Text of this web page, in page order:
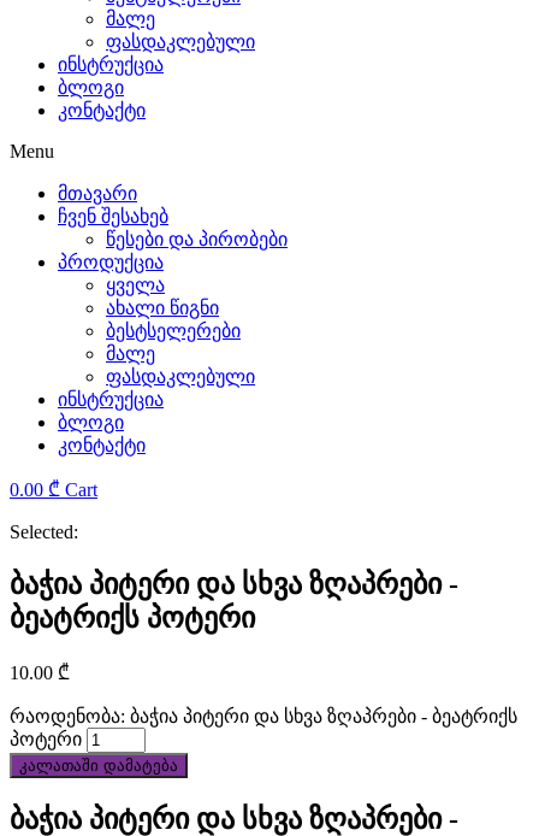
sensible
and
complex
characteristics.
replica
heuer
rolex
has
been
providing
customized
services
to
customers.
best
quality
მალე
ფასდაკლებული
ინსტრუქცია
ბლოგი
კონტაქტი
Menu
მთავარი
ჩვენ შესახებ
წესები და პირობები
პროდუქცია
ყველა
ახალი წიგნი
ბესტსელერები
მალე
ფასდაკლებული
ინსტრუქცია
ბლოგი
კონტაქტი
0.00 ₾ Cart
Selected:
ბაჭია პიტერი და სხვა ზღაპრები -
ბეატრიქს პოტერი
10.00 ₾
რაოდენობა: ბაჭია პიტერი და სხვა ზღაპრები - ბეატრიქს
პოტერი
კალათაში დამატება
ბაჭია პიტერი და სხვა ზღაპრები -